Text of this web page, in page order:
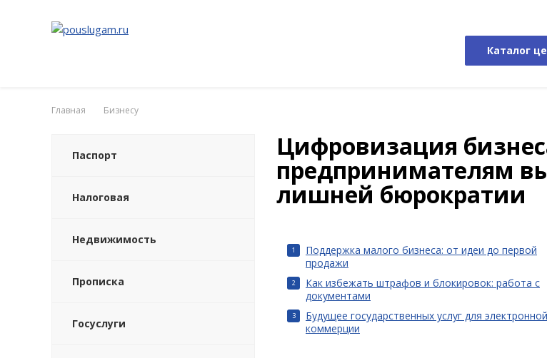
Каталог
Главная Бизнесу
Цифровизация
предпринимателям
лишней бюрократии
Поддержка малого бизнеса: от идеи до первой
продажи
Как избежать штрафов и блокировок: работа с
документами
Будущее государственных услуг для электронной
коммерции
Паспорт
Налоговая
Недвижимость
Прописка
Госуслуги